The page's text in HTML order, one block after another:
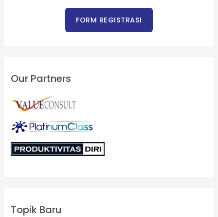
Our Partners
Topik Baru